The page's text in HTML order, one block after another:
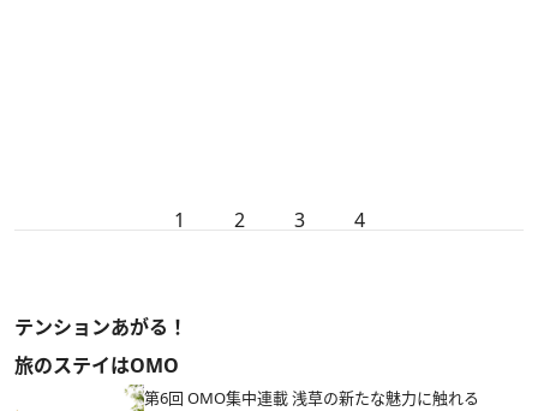
1 2 3 4
テンションあがる！
旅のステイはOMO
第6回 OMO集中連載 浅草の新たな魅力に触れる